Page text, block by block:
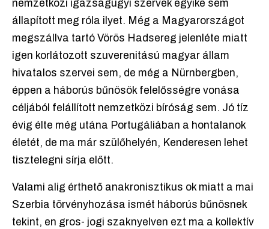
nemzetközi igazságügyi szervek egyike sem
állapított meg róla ilyet. Még a Magyarországot
megszállva tartó Vörös Hadsereg jelenléte miatt
igen korlátozott szuverenitású magyar állam
hivatalos szervei sem, de még a Nürnbergben,
éppen a háborús bűnösök felelősségre vonása
céljából felállított nemzetközi bíróság sem. Jó tíz
évig élte még utána Portugáliában a hontalanok
életét, de ma már szülőhelyén, Kenderesen lehet
tisztelegni sírja előtt.
Valami alig érthető anakronisztikus ok miatt a mai
Szerbia törvényhozása ismét háborús bűnösnek
tekint, en gros- jogi szaknyelven ezt ma a kollektív